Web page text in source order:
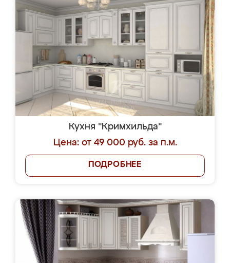
Кухня "Кримхильда"
Цена: от 49 000 руб. за п.м.
ПОДРОБНЕЕ